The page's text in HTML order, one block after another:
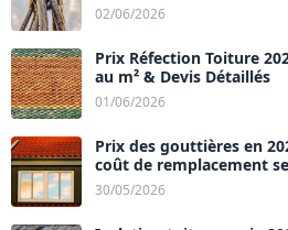
02/06/2026
Prix Réfection Toiture
au m² & Devis Détaillés
01/06/2026
Prix des gouttières en
coût de remplacement
matériaux
30/05/2026